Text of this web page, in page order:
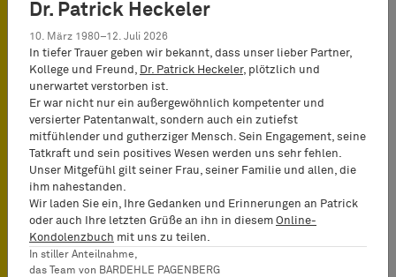
Europäischen Union haben, ist Art. 7
Abs. 2 EuGVVO anwendbar, d.h. eine
Person mit Wohnsitz in einem
Mitgliedstaat der Europäischen Union
kann in einem anderen Mitgliedstaat
der Europäischen Union verklagt
werden, wenn das Europäische Patent
in diesem anderen Staat verletzt
wurde. Dies gilt unabhängig davon, ob
der Mitgliedstaat, in dem der Beklagte
seinen Wohnsitz hat, ebenfalls am
EPGÜ teilnimmt (z. B. wenn der
Beklagte seinen Wohnsitz in Spanien
Dr. Patrick Heckeler
10. März 1980–12. Juli 2026
In tiefer Trauer geben wir bekannt, dass unser lieber Partner,
Kollege und Freund, Dr. Patrick Heckeler, plötzlich und
unerwartet verstorben ist.
Er war nicht nur ein außergewöhnlich kompetenter und
versierter Patentanwalt, sondern auch ein zutiefst
mitfühlender und gutherziger Mensch. Sein Engagement, seine
Tatkraft und sein positives Wesen werden uns sehr fehlen.
Unser Mitgefühl gilt seiner Frau, seiner Familie und allen, die
ihm nahestanden.
Wir laden Sie ein, Ihre Gedanken und Erinnerungen an Patrick
oder auch Ihre letzten Grüße an ihn in diesem Online-
Kondolenzbuch mit uns zu teilen.
In stiller Anteilnahme,
das Team von BARDEHLE PAGENBERG